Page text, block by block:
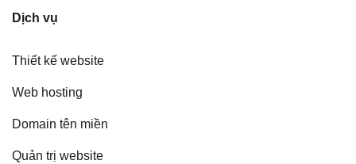
Dịch vụ
Thiết kế website
Web hosting
Domain tên miền
Quản trị website